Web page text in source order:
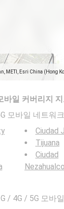
METI, Esri China
바일 커버리지
모바일 네트워
Ciudad
Tijuana
Ciudad
/ 4G / 5G 모바